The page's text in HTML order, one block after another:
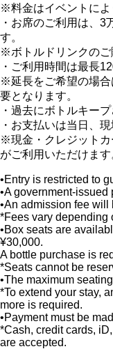
※料金はイベントによ
・お席のご利用は、
す。
※ボトルドリンクのご
・ご利用時間は最長
※延長をご希望の場合
要となります。
・過去にボトルキー
・お支払いは当日、
※現金・クレジットカ
がご利用いただけます
•Entry is restricted to
•A government-
•An admission fee will
*Fees vary depending
•Box seats are
¥30,000.
A bottle purchase is
*Seats cannot be
•The maximum
*To extend your stay,
more is required.
•Payment must be
*Cash, credit cards,
are accepted.